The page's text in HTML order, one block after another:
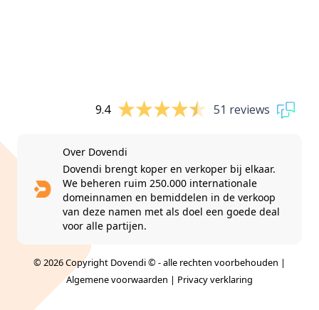
9.4 51 reviews
Over Dovendi
Dovendi brengt koper en verkoper bij elkaar.
We beheren ruim 250.000 internationale
domeinnamen en bemiddelen in de verkoop
van deze namen met als doel een goede deal
voor alle partijen.
© 2026 Copyright Dovendi © - alle rechten voorbehouden |
Algemene voorwaarden | Privacy verklaring